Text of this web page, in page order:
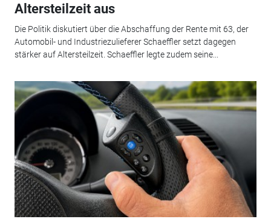
Altersteilzeit aus
Die Politik diskutiert über die Abschaffung der Rente mit 63, der
Automobil- und Industriezulieferer Schaeffler setzt dagegen
stärker auf Altersteilzeit. Schaeffler legte zudem seine...